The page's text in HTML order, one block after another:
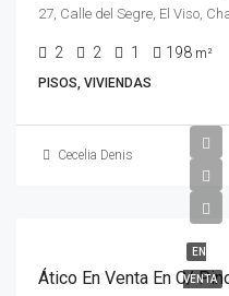
2 2 1 198 m²
PISOS, VIVIENDAS
Cecelia Denis
EN
VENTA
Ático En Venta En C/